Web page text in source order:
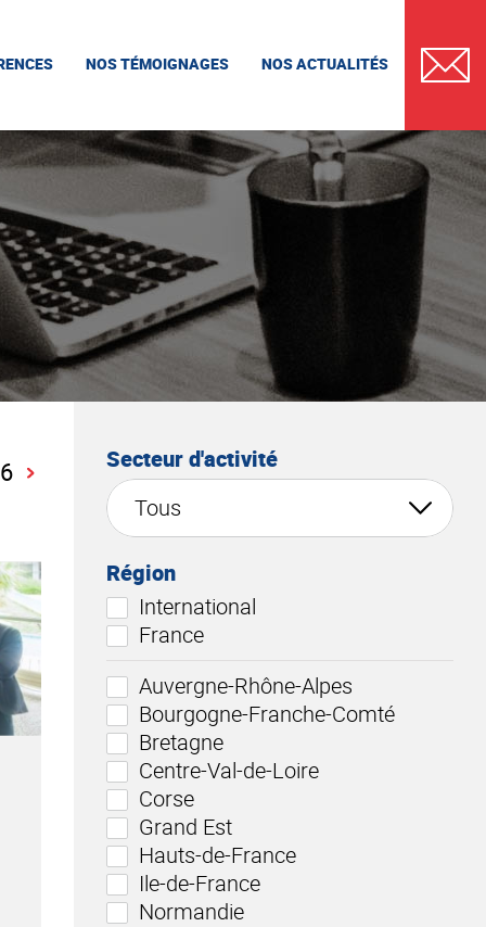
NOS TÉMOIGNAGES NOS ACTUALITÉS
Secteur d'activité
Région
International
France
Auvergne-Rhône-Alpes
Bourgogne-Franche-Comté
Bretagne
Centre-Val-de-Loire
Corse
Grand Est
Hauts-de-France
Ile-de-France
Normandie